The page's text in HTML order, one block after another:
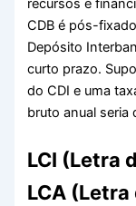
recursos e
CDB é pós-
Depósito
curto prazo.
do CDI e uma
bruto anual seria
LCI (Letra
LCA